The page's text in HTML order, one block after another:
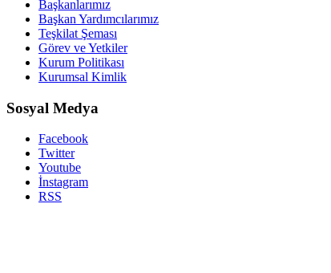
Başkanlarımız
Başkan Yardımcılarımız
Teşkilat Şeması
Görev ve Yetkiler
Kurum Politikası
Kurumsal Kimlik
Sosyal Medya
Facebook
Twitter
Youtube
İnstagram
RSS